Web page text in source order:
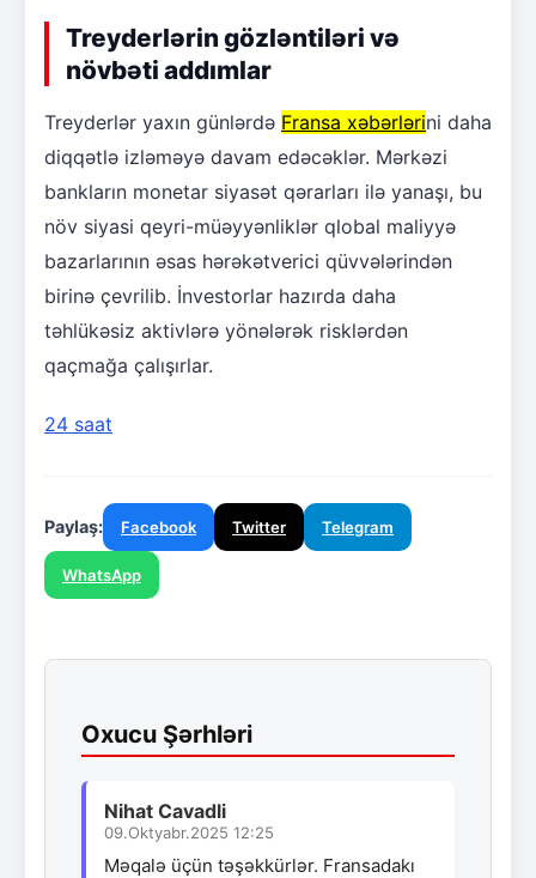
Treyderlərin gözləntiləri və
növbəti addımlar
Treyderlər yaxın günlərdə Fransa xəbərlərini daha
diqqətlə izləməyə davam edəcəklər. Mərkəzi
bankların monetar siyasət qərarları ilə yanaşı, bu
növ siyasi qeyri-müəyyənliklər qlobal maliyyə
bazarlarının əsas hərəkətverici qüvvələrindən
birinə çevrilib. İnvestorlar hazırda daha
təhlükəsiz aktivlərə yönələrək risklərdən
qaçmağa çalışırlar.
24 saat
Paylaş: Facebook Twitter Telegram
WhatsApp
Oxucu Şərhləri
Nihat Cavadli
09.Oktyabr.2025 12:25
Məqalə üçün təşəkkürlər. Fransadakı